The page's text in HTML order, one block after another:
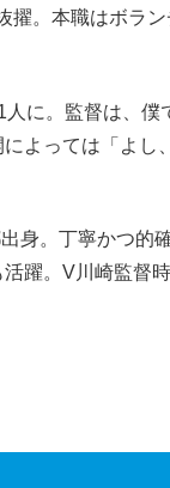
擢。本職はボラ
に。監督は、僕
よっては「よし
身。丁寧かつ的
躍。V川崎監督